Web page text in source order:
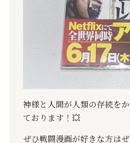
神様と人間が人類の存続を
ております！ 💥
ぜひ戦闘漫画が好きな方は